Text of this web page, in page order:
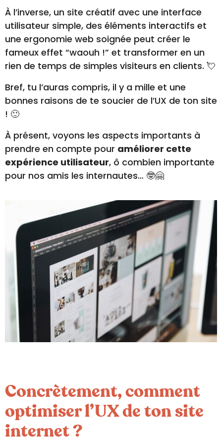
À l’inverse, un site créatif avec une interface
utilisateur simple, des éléments interactifs et
une ergonomie web soignée peut créer le
fameux effet “waouh !” et transformer en un
rien de temps de simples visiteurs en clients. 💘
Bref, tu l’auras compris, il y a mille et une
bonnes raisons de te soucier de l’UX de ton site
! 🙂
À présent, voyons les aspects importants à
prendre en compte pour améliorer cette
expérience utilisateur, ô combien importante
pour nos amis les internautes… 🤓🤗
Concrètement, comment
optimiser l’UX de ton site
internet ?